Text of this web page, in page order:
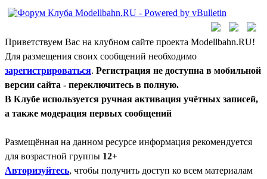
Приветствуем Вас на клубном сайте проекта Modellbahn.RU!
Для размещения своих сообщений необходимо
зарегистрироваться. Регистрация не доступна в мобильной
версии сайта - переключитесь в полную.
В Клубе используется ручная активация учётных записей,
а также модерация первых сообщений
Размещённая на данном ресурсе информация рекомендуется
для возрастной группы 12+
Авторизуйтесь, чтобы получить доступ ко всем материалам